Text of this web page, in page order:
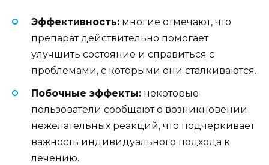
Эффективность: многие отмечают, что
препарат действительно помогает
улучшить состояние и справиться с
проблемами, с которыми они сталкиваются.
Побочные эффекты: некоторые
пользователи сообщают о возникновении
нежелательных реакций, что подчеркивает
важность индивидуального подхода к
лечению.